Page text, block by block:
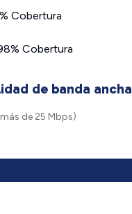
Cobertura
Cobertura
de banda ancha
de 25 Mbps)